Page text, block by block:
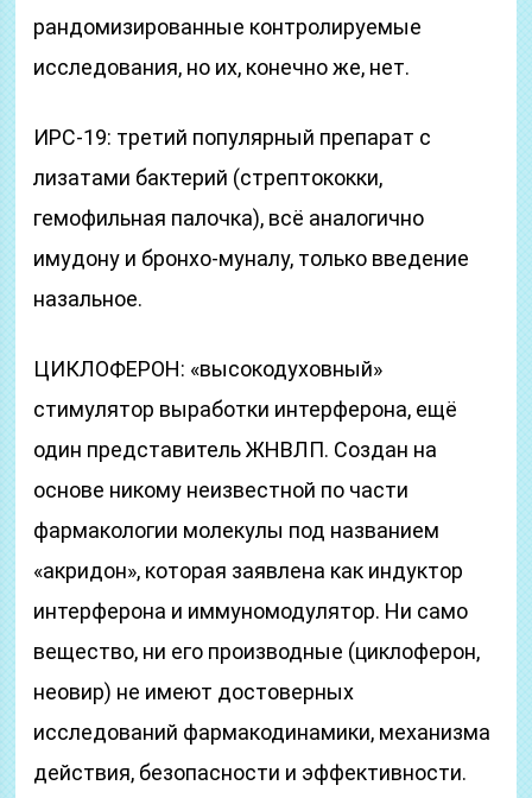
рандомизированные контролируемые
исследования, но их, конечно же, нет.
ИРС-19: третий популярный препарат с
лизатами бактерий (стрептококки,
гемофильная палочка), всё аналогично
имудону и бронхо-муналу, только введение
назальное.
ЦИКЛОФЕРОН: «высокодуховный»
стимулятор выработки интерферона, ещё
один представитель ЖНВЛП. Создан на
основе никому неизвестной по части
фармакологии молекулы под названием
«акридон», которая заявлена как индуктор
интерферона и иммуномодулятор. Ни само
вещество, ни его производные (циклоферон,
неовир) не имеют достоверных
исследований фармакодинамики, механизма
действия, безопасности и эффективности.